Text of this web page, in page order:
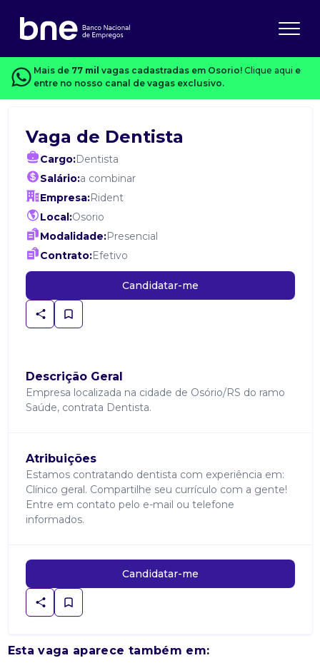
Mais de 77 mil vagas cadastradas em Osorio! Clique aqui e
entre no nosso canal de vagas exclusivo.
Vaga de Dentista
Cargo:Dentista
Salário:a combinar
Empresa:Rident
Local:Osorio
Modalidade:Presencial
Contrato:Efetivo
Candidatar-me
Descrição Geral
Empresa localizada na cidade de Osório/RS do ramo
Saúde, contrata Dentista.
Atribuições
Estamos contratando dentista com experiência em:
Clínico geral. Compartilhe seu currículo com a gente!
Entre em contato pelo e-mail ou telefone
informados.
Candidatar-me
Esta vaga aparece também em: